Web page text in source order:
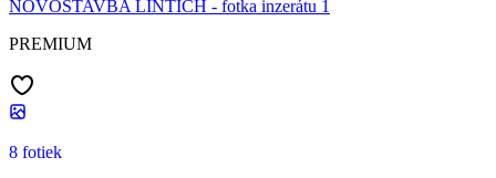
PREMIUM
8 fotiek